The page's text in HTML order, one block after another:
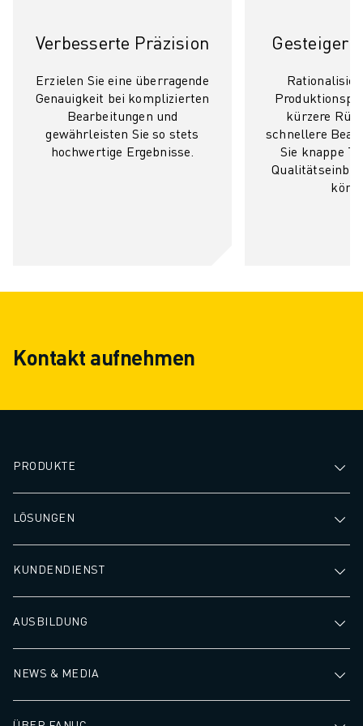
UNSERE STANDORTE
KARRIERE
GESTALTEN SIE IHRE ZUKUNFT MIT FANUC
JETZT BEWERBEN » KARRIEREPORTAL
Verbesserte Präzision
Erzielen Sie eine überragende
Genauigkeit bei komplizierten
Bearbeitungen und
gewährleisten Sie so stets
hochwertige Ergebnisse.
kürzere
schnellere
Sie knappe
Kontakt aufnehmen
PRODUKTE
LÖSUNGEN
KUNDENDIENST
AUSBILDUNG
NEWS & MEDIA